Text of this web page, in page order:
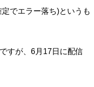
でエラー落ち)というも
すが、6月17日に配信